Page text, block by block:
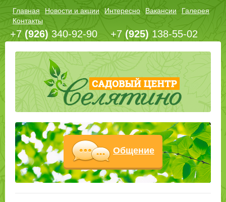
Главная Новости и акции Интересно Вакансии
Галерея
Контакты
+7 (926) 340-92-90 +7 (925) 138-55-02
Общение